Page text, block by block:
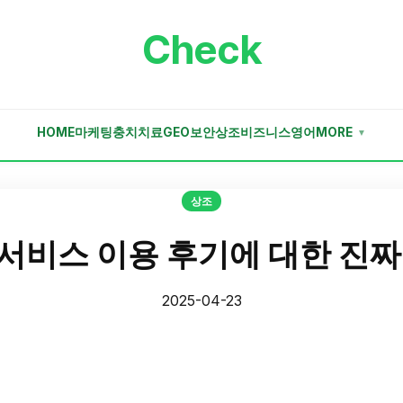
Check
HOME마케팅충치치료GEO보안상조비즈니스영어 MORE ▼
상조
비스 이용 후기에 대한 진
2025-04-23